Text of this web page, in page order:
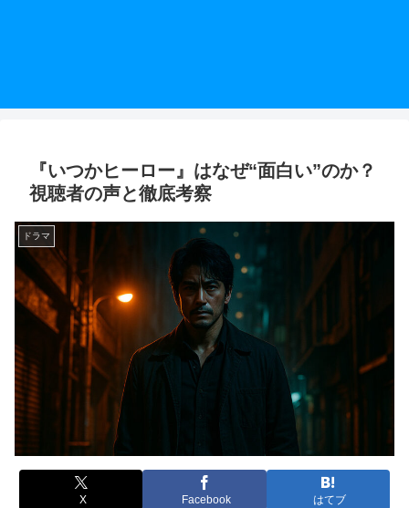
『いつかヒーロー』はなぜ“面白い”のか？
視聴者の声と徹底考察
ドラマ
X Facebook はてブ